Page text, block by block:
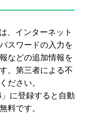
、インターネット
スワードの入力を
などの追加情報を
。第三者による不
ださい。
に登録すると自動
料です。